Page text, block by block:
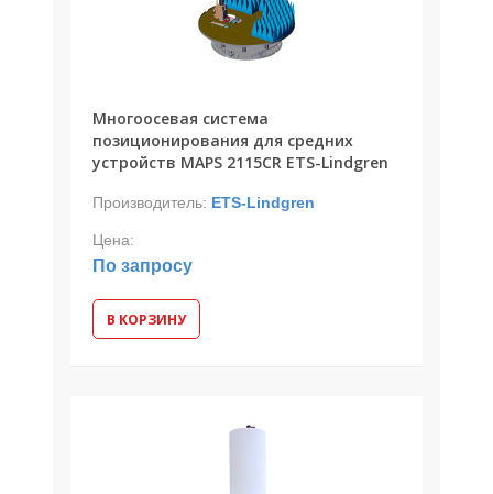
Многоосевая система
позиционирования для средних
устройств MAPS 2115CR ETS-Lindgren
Производитель: ETS-Lindgren
Цена:
По запросу
В КОРЗИНУ